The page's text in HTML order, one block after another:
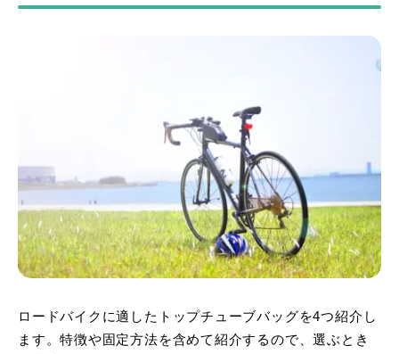
ロードバイクに適したトップチューブバッグを4つ紹介し
ます。特徴や固定方法を含めて紹介するので、選ぶとき